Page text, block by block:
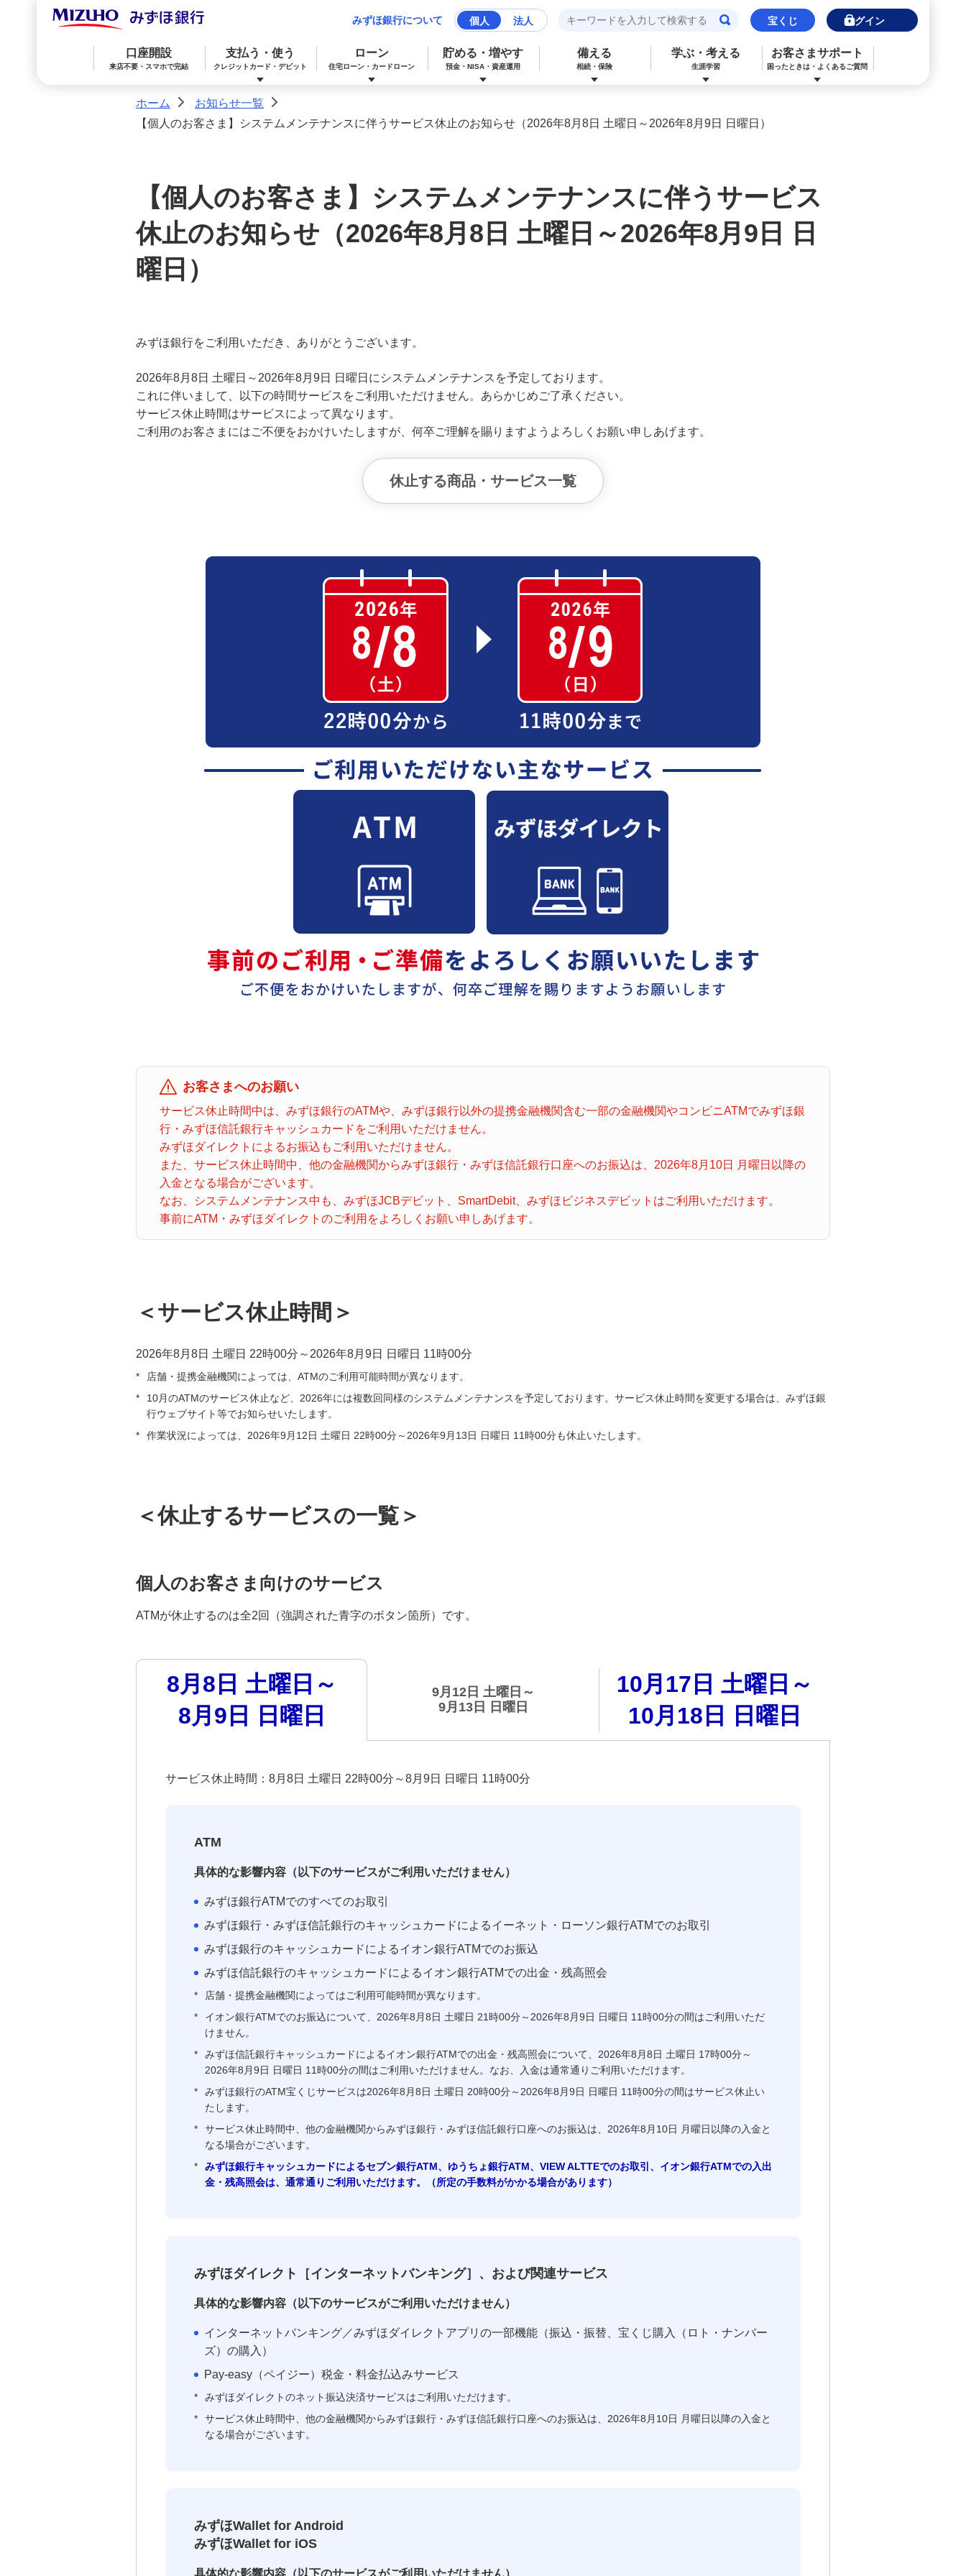
みずほ銀行について 個人 法人 宝くじ ログイン
口座開設
来店不要・スマホで完結
支払う・使う
クレジットカード・デビット
ローン
住宅ローン・カードローン
貯める・増やす
預金・NISA・資産運用
備える
相続・保険
学ぶ・考える
生涯学習
お客さまサポート
困ったときは・よくあるご質問
みずほWallet J-Coin Pay その他決済・支払いサービス
みずほダイレクト
みずほ リ・バース60 多目的ローン
教育ローン
ご検討中のお客さま
住宅ローン申込（新規）
iDeCo：イデコ（個人型確定拠出年金） 投資信託
外貨預金
みずほグローバル口座（マルチカレンシ
iDeCo申込
ライフデザイン・ナビゲーション
ライフデザイン・ナビゲーション
医療保険
個人のお客さま向けコンサルティング
ホーム お知らせ一覧
【個人のお客さま】システムメンテナンスに伴うサービス休止のお知らせ（2026年8月8日 土曜日～2026年8月9日 日曜日）
【個人のお客さま】システムメンテナンスに伴うサービス
休止のお知らせ（2026年8月8日 土曜日～2026年8月9日 日
曜日）
みずほ銀行をご利用いただき、ありがとうございます。
2026年8月8日 土曜日～2026年8月9日 日曜日にシステムメンテナンスを予定しております。
これに伴いまして、以下の時間サービスをご利用いただけません。あらかじめご了承ください。
サービス休止時間はサービスによって異なります。
ご利用のお客さまにはご不便をおかけいたしますが、何卒ご理解を賜りますようよろしくお願い申しあげます。
休止する商品・サービス一覧
お客さまへのお願い
サービス休止時間中は、みずほ銀行のATMや、みずほ銀行以外の提携金融機関含む一部の金融機関やコンビニATMでみずほ銀
行・みずほ信託銀行キャッシュカードをご利用いただけません。
みずほダイレクトによるお振込もご利用いただけません。
また、サービス休止時間中、他の金融機関からみずほ銀行・みずほ信託銀行口座へのお振込は、2026年8月10日 月曜日以降の
入金となる場合がございます。
なお、システムメンテナンス中も、みずほJCBデビット、SmartDebit、みずほビジネスデビットはご利用いただけます。
事前にATM・みずほダイレクトのご利用をよろしくお願い申しあげます。
＜サービス休止時間＞
2026年8月8日 土曜日 22時00分～2026年8月9日 日曜日 11時00分
*
店舗・提携金融機関によっては、ATMのご利用可能時間が異なります。
*
10月のATMのサービス休止など、2026年には複数回同様のシステムメンテナンスを予定しております。サービス休止時間を変更する場合は、みずほ銀
行ウェブサイト等でお知らせいたします。
*
作業状況によっては、2026年9月12日 土曜日 22時00分～2026年9月13日 日曜日 11時00分も休止いたします。
＜休止するサービスの一覧＞
個人のお客さま向けのサービス
ATMが休止するのは全2回（強調された青字のボタン箇所）です。
8月8日 土曜日～
8月9日 日曜日
9月12日 土曜日～
9月13日 日曜日
10月17日 土曜日～
10月18日 日曜日
サービス休止時間：8月8日 土曜日 22時00分～8月9日 日曜日 11時00分​​​
ATM
具体的な影響内容（以下のサービスがご利用いただけません）
みずほ銀行ATMでのすべてのお取引
みずほ銀行・みずほ信託銀行のキャッシュカードによるイーネット・ローソン銀行ATMでのお取引
みずほ銀行のキャッシュカードによるイオン銀行ATMでのお振込
みずほ信託銀行のキャッシュカードによるイオン銀行ATMでの出金・残高照会
*
店舗・提携金融機関によってはご利用可能時間が異なります。
*
イオン銀行ATMでのお振込について、2026年8月8日 土曜日 21時00分～2026年8月9日 日曜日 11時00分の間はご利用いただ
けません。
*
みずほ信託銀行キャッシュカードによるイオン銀行ATMでの出金・残高照会について、2026年8月8日 土曜日 17時00分～
2026年8月9日 日曜日 11時00分の間はご利用いただけません。なお、入金は通常通りご利用いただけます。
*
みずほ銀行のATM宝くじサービスは2026年8月8日 土曜日 20時00分～2026年8月9日 日曜日 11時00分の間はサービス休止い
たします。
*
サービス休止時間中、他の金融機関からみずほ銀行・みずほ信託銀行口座へのお振込は、2026年8月10日 月曜日以降の入金と
なる場合がございます。
*
みずほ銀行キャッシュカードによるセブン銀行ATM、ゆうちょ銀行ATM、VIEW ALTTEでのお取引、イオン銀行ATMでの入出
金・残高照会は、通常通りご利用いただけます。（所定の手数料がかかる場合があります）
みずほダイレクト［インターネットバンキング］、および関連サービス
具体的な影響内容（以下のサービスがご利用いただけません）
インターネットバンキング／みずほダイレクトアプリの一部機能（振込・振替、宝くじ購入（ロト・ナンバー
ズ）の購入）
Pay-easy（ペイジー）税金・料金払込みサービス
*
みずほダイレクトのネット振込決済サービスはご利用いただけます。
*
サービス休止時間中、他の金融機関からみずほ銀行・みずほ信託銀行口座へのお振込は、2026年8月10日 月曜日以降の入金と
なる場合がございます。
みずほWallet for Android
みずほWallet for iOS
具体的な影響内容（以下のサービスがご利用いただけません）